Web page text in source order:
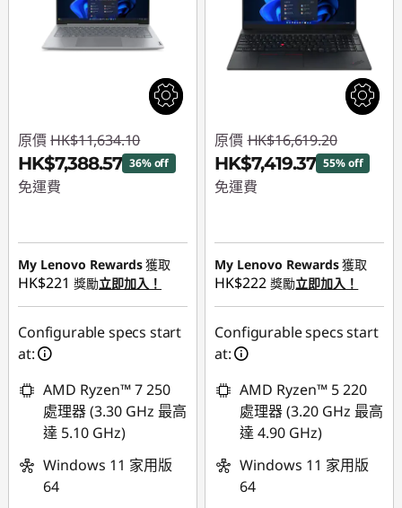
原價 HK$11,634.10
HK$7,388.57 36% off
免運費
My Lenovo Rewards獲取
HK$221 獎勵立即加入！
Configurable specs start
at:
AMD Ryzen™ 7 250
處理器 (3.30 GHz 最高
達 5.10 GHz)
Windows 11 家用版
64
原價 HK$16,619.20
HK$7,419.37 55% off
免運費
My Lenovo Rewards獲取
HK$222 獎勵立即加入！
Configurable specs start
at:
AMD Ryzen™ 5 220
處理器 (3.20 GHz 最高
達 4.90 GHz)
Windows 11 家用版
64